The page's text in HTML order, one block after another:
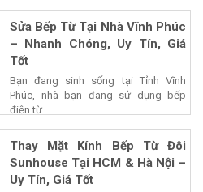
Sửa Bếp Từ Tại Nhà Vĩnh Phúc
– Nhanh Chóng, Uy Tín, Giá
Tốt
Bạn đang sinh sống tại Tỉnh Vĩnh
Phúc, nhà bạn đang sử dụng bếp
điện từ...
Thay Mặt Kính Bếp Từ Đôi
Sunhouse Tại HCM & Hà Nội –
Uy Tín, Giá Tốt